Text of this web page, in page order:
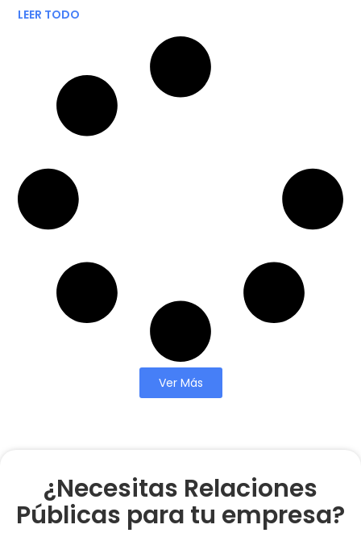
LEER TODO
Ver Más
¿Necesitas Relaciones
Públicas para tu empresa?